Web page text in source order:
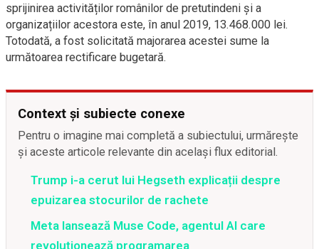
sprijinirea activităților românilor de pretutindeni și a
organizațiilor acestora este, în anul 2019, 13.468.000 lei.
Totodată, a fost solicitată majorarea acestei sume la
următoarea rectificare bugetară.
Context și subiecte conexe
Pentru o imagine mai completă a subiectului, urmărește
și aceste articole relevante din același flux editorial.
Trump i-a cerut lui Hegseth explicații despre
epuizarea stocurilor de rachete
Meta lansează Muse Code, agentul AI care
revoluționează programarea